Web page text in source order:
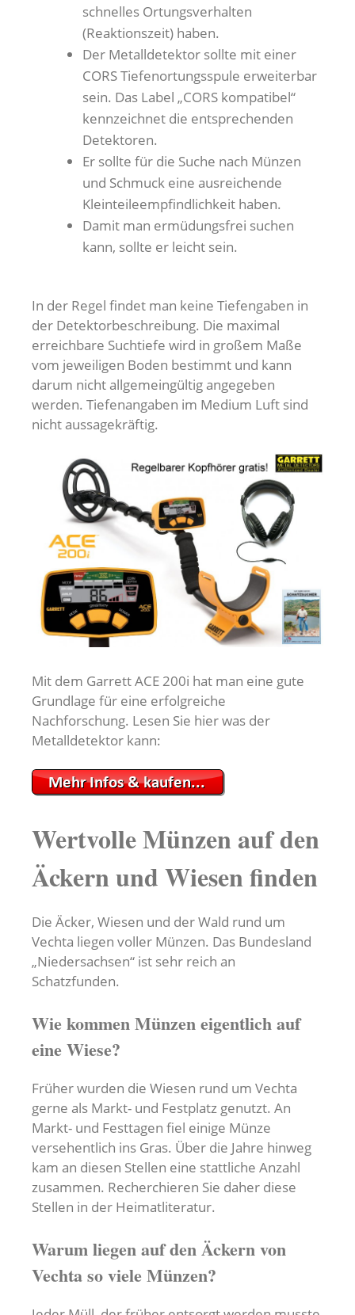
schnelles Ortungsverhalten
(Reaktionszeit) haben.
Der Metalldetektor sollte mit einer
CORS Tiefenortungsspule erweiterbar
sein. Das Label „CORS kompatibel“
kennzeichnet die entsprechenden
Detektoren.
Er sollte für die Suche nach Münzen
und Schmuck eine ausreichende
Kleinteileempfindlichkeit haben.
Damit man ermüdungsfrei suchen
kann, sollte er leicht sein.
In der Regel findet man keine Tiefengaben in
der Detektorbeschreibung. Die maximal
erreichbare Suchtiefe wird in großem Maße
vom jeweiligen Boden bestimmt und kann
darum nicht allgemeingültig angegeben
werden. Tiefenangaben im Medium Luft sind
nicht aussagekräftig.
Mit dem Garrett ACE 200i hat man eine gute
Grundlage für eine erfolgreiche
Nachforschung. Lesen Sie hier was der
Metalldetektor kann:
Wertvolle Münzen auf den
Äckern und Wiesen finden
Die Äcker, Wiesen und der Wald rund um
Vechta liegen voller Münzen. Das Bundesland
„Niedersachsen“ ist sehr reich an
Schatzfunden.
Wie kommen Münzen eigentlich auf
eine Wiese?
Früher wurden die Wiesen rund um Vechta
gerne als Markt- und Festplatz genutzt. An
Markt- und Festtagen fiel einige Münze
versehentlich ins Gras. Über die Jahre hinweg
kam an diesen Stellen eine stattliche Anzahl
zusammen. Recherchieren Sie daher diese
Stellen in der Heimatliteratur.
Warum liegen auf den Äckern von
Vechta so viele Münzen?